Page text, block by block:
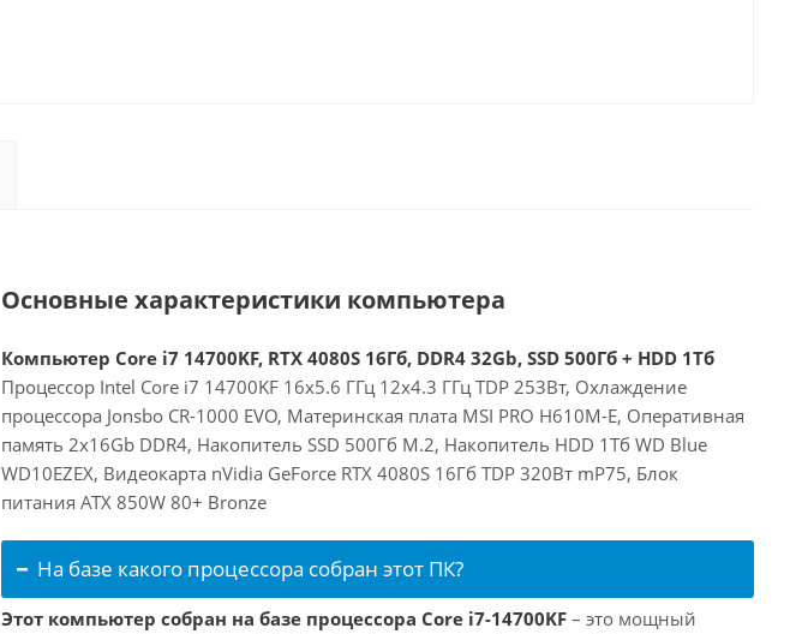
Основные характеристики компьютера
Компьютер Core i7 14700KF, RTX 4080S 16Гб, DDR4 32Gb, SSD 500Гб + HDD 1Тб
Процессор Intel Core i7 14700KF 16x5.6 ГГц 12x4.3 ГГц TDP 253Вт, Охлаждение
процессора Jonsbo CR-1000 EVO, Материнская плата MSI PRO H610M-E, Оперативная
память 2x16Gb DDR4, Накопитель SSD 500Гб M.2, Накопитель HDD 1Тб WD Blue
WD10EZEX, Видеокарта nVidia GeForce RTX 4080S 16Гб TDP 320Вт mP75, Блок
питания ATX 850W 80+ Bronze
На базе какого процессора собран этот ПК?
Этот компьютер собран на базе процессора Core i7-14700KF – это мощный